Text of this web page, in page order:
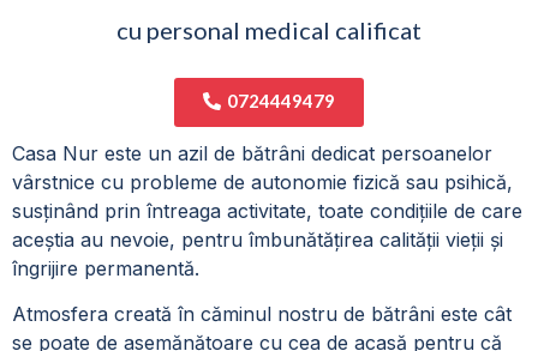
cu personal medical calificat
0724449479
Casa Nur este un azil de bătrâni dedicat persoanelor
vârstnice cu probleme de autonomie fizică sau psihică,
susținând prin întreaga activitate, toate condițiile de care
aceștia au nevoie, pentru îmbunătățirea calității vieții și
îngrijire permanentă.
Atmosfera creată în căminul nostru de bătrâni este cât
se poate de asemănătoare cu cea de acasă pentru că